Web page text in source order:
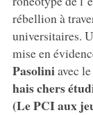
rébellion à
universitaires.
mise en
Pasoliniavec
hais chers
(Le PCI aux